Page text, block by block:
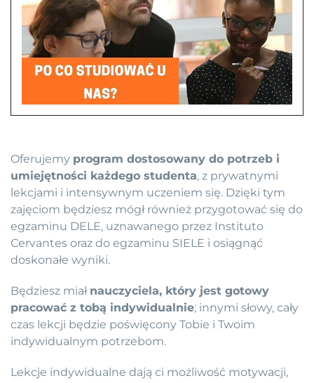
Oferujemy program dostosowany do potrzeb i
umiejętności każdego studenta, z prywatnymi
lekcjami i intensywnym uczeniem się. Dzięki tym
zajęciom będziesz mógł również przygotować się do
egzaminu DELE, uznawanego przez Instituto
Cervantes oraz do egzaminu SIELE i osiągnąć
doskonałe wyniki.
Będziesz miał nauczyciela, który jest gotowy
pracować z tobą indywidualnie; innymi słowy, cały
czas lekcji będzie poświęcony Tobie i Twoim
indywidualnym potrzebom.
Lekcje indywidualne dają ci możliwość motywacji,